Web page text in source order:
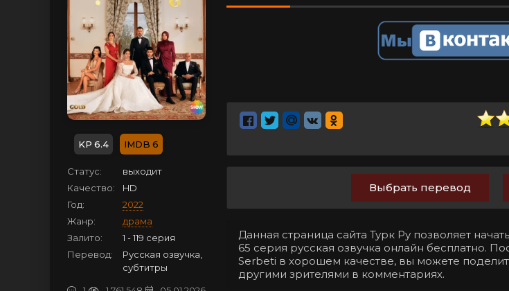
6.4 6
Статус:
выходит
Качество:
HD
Год:
2022
Жанр:
драма
Залито:
1 - 119 серия
Перевод:
Русская озвучка,
субтитры
Выбрать перевод
Данная страница сайта Турк Ру позволяет
65 серия русская озвучка онлайн бесплатно.
Serbeti в хорошем качестве, вы можете
другими зрителями в комментариях.